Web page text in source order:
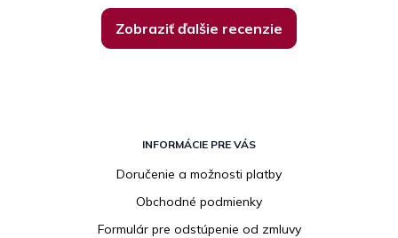
Zobraziť ďalšie recenzie
INFORMÁCIE PRE VÁS
Doručenie a možnosti platby
Obchodné podmienky
Formulár pre odstúpenie od zmluvy